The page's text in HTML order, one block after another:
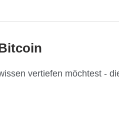
vertiefen möchtest -